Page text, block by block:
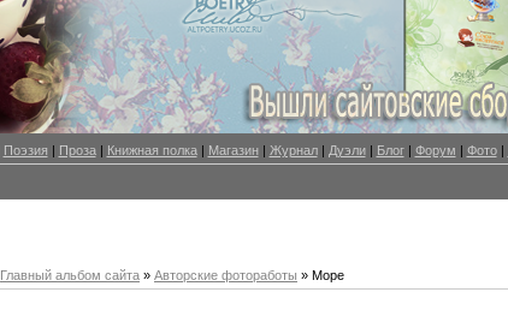
Поэзия | Проза| Книжная полка| Магазин| Журнал| Дуэли| Блог| Форум | Фото|
Главный альбом сайта » Авторские фотоработы » Море